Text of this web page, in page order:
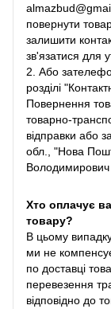
повернути
залишити
зв'язатися для
2. Або
розділі
Повернення
товарно-
відправки або
обл., "Нова
Хто оплачує
товару?
В цьому
ми не
по доставці
перевезення
відповідно до